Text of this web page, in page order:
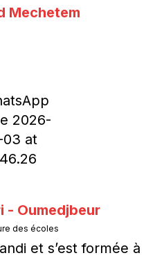
Mechetem
- Oumedjbeur
des écoles
et s’est formée à